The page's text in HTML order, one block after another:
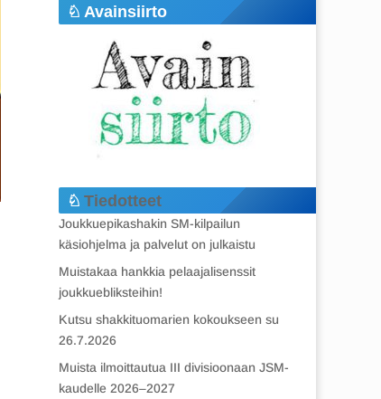
Avainsiirto
Tiedotteet
Joukkuepikashakin SM-kilpailun
käsiohjelma ja palvelut on julkaistu
Muistakaa hankkia pelaajalisenssit
joukkuebliksteihin!
Kutsu shakkituomarien kokoukseen su
26.7.2026
Muista ilmoittautua III divisioonaan JSM-
kaudelle 2026–2027